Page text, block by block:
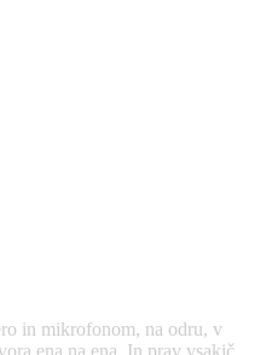
in mikrofonom, na odru, v
ena na ena. In prav vsakič